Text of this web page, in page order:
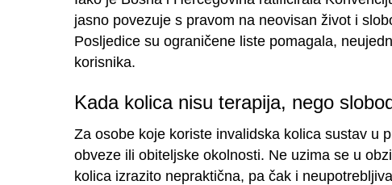
jasno povezuje s pravom na neovisan život i
Posljedice su ograničene liste pomagala,
korisnika.
Kada kolica nisu terapija, nego
Za osobe koje koriste invalidska kolica sustav u
obveze ili obiteljske okolnosti. Ne uzima se u
kolica izrazito nepraktična, pa čak i